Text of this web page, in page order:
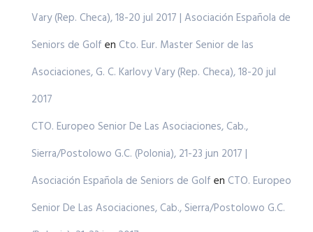
Vary (Rep. Checa), 18-20 jul 2017 | Asociación Española de
Seniors de Golf en Cto. Eur. Master Senior de las
Asociaciones, G. C. Karlovy Vary (Rep. Checa), 18-20 jul
2017
CTO. Europeo Senior De Las Asociaciones, Cab.,
Sierra/Postolowo G.C. (Polonia), 21-23 jun 2017 |
Asociación Española de Seniors de Golf en CTO. Europeo
Senior De Las Asociaciones, Cab., Sierra/Postolowo G.C.